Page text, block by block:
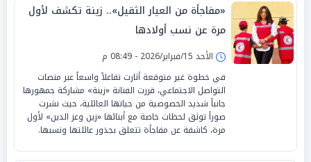
«مفاجأة من العيار الثقيل».. زينة تكشف لأول
مرة عن نسب أولادها
الأحد 15/فبراير/2026 - 08:49 م
في خطوة غير متوقعة أثارت تفاعلاً واسعاً عبر منصات
التواصل الاجتماعي، قررت الفنانة «زينة» مشاركة جمهورها
جانباً شديد الخصوصية من حياتها العائلية، حيث نشرت
صوراً توثق لحظات خاصة مع أبنائها «زين وعز الدين» لأول
مرة، كاشفة عن مفاجأة تتعلق بجذور عائلتها ونسبها.